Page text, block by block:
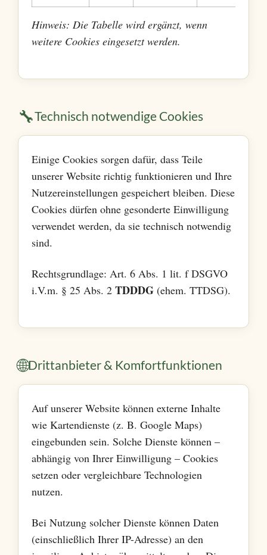
Hinweis: Die Tabelle wird ergänzt, wenn
weitere Cookies eingesetzt werden.
🔧Technisch notwendige Cookies
Einige Cookies sorgen dafür, dass Teile
unserer Website richtig funktionieren und Ihre
Nutzereinstellungen gespeichert bleiben. Diese
Cookies dürfen ohne gesonderte Einwilligung
verwendet werden, da sie technisch notwendig
sind.
Rechtsgrundlage: Art. 6 Abs. 1 lit. f DSGVO
i.V.m. § 25 Abs. 2 TDDDG (ehem. TTDSG).
🌐Drittanbieter & Komfortfunktionen
Auf unserer Website können externe Inhalte
wie Kartendienste (z. B. Google Maps)
eingebunden sein. Solche Dienste können –
abhängig von Ihrer Einwilligung – Cookies
setzen oder vergleichbare Technologien
nutzen.
Bei Nutzung solcher Dienste können Daten
(einschließlich Ihrer IP-Adresse) an den